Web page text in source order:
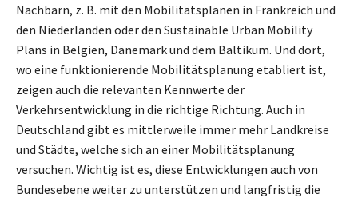
Nachbarn, z. B. mit den Mobilitätsplänen in Frankreich und
den Niederlanden oder den Sustainable Urban Mobility
Plans in Belgien, Dänemark und dem Baltikum. Und dort,
wo eine funktionierende Mobilitätsplanung etabliert ist,
zeigen auch die relevanten Kennwerte der
Verkehrsentwicklung in die richtige Richtung. Auch in
Deutschland gibt es mittlerweile immer mehr Landkreise
und Städte, welche sich an einer Mobilitätsplanung
versuchen. Wichtig ist es, diese Entwicklungen auch von
Bundesebene weiter zu unterstützen und langfristig die